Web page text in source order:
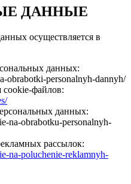
ДАННЫЕ
осуществляется в
данных:
obrabotki-personalnyh-dannyh/
cookie-файлов:
данных:
na-obrabotku-personalnyh-
рассылок:
na-poluchenie-reklamnyh-